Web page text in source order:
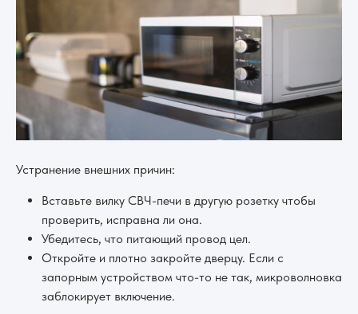
Устранение внешних причин:
Вставьте вилку СВЧ-печи в другую розетку чтобы
проверить, исправна ли она.
Убедитесь, что питающий провод цел.
Откройте и плотно закройте дверцу. Если с
запорным устройством что-то не так, микроволновка
заблокирует включение.